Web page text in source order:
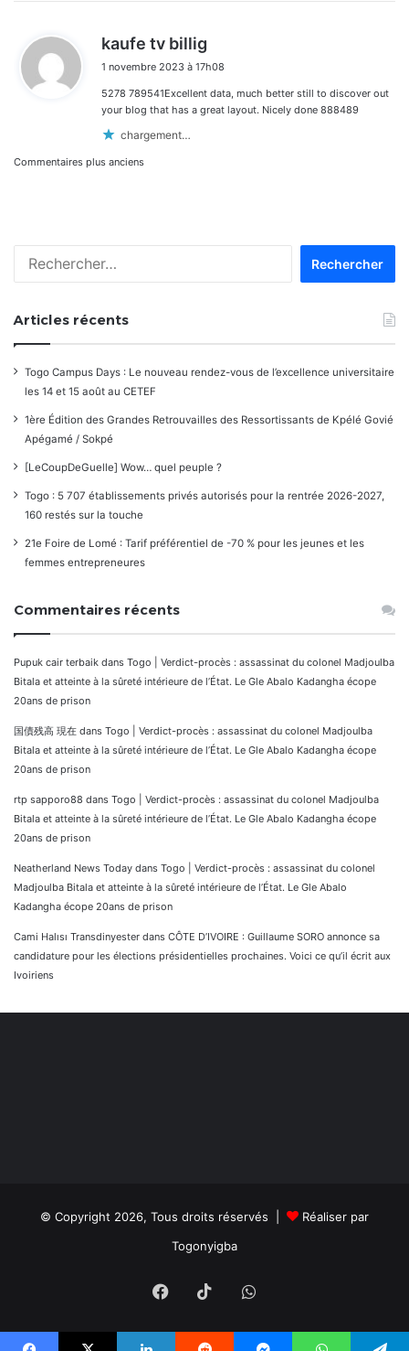
kaufe tv billig
t
:
1 novembre 2023 à 17h08
5278 789541Excellent data, much better still to discover out
your blog that has a great layout. Nicely done 888489
chargement…
Navigation
commentaires
Commentaires plus anciens
Articles récents
Togo Campus Days : Le nouveau rendez-vous de l’excellence universitaire
les 14 et 15 août au CETEF
1ère Édition des Grandes Retrouvailles des Ressortissants de Kpélé Govié
Apégamé / Sokpé
[LeCoupDeGuelle] Wow… quel peuple ?
Togo : 5 707 établissements privés autorisés pour la rentrée 2026-2027,
160 restés sur la touche
21e Foire de Lomé : Tarif préférentiel de -70 % pour les jeunes et les
femmes entrepreneures
Commentaires récents
Pupuk cair terbaik dans Togo | Verdict-procès : assassinat du colonel Madjoulba
Bitala et atteinte à la sûreté intérieure de l’État. Le Gle Abalo Kadangha écope
20ans de prison
国債残高 現在 dans Togo | Verdict-procès : assassinat du colonel Madjoulba
Bitala et atteinte à la sûreté intérieure de l’État. Le Gle Abalo Kadangha écope
20ans de prison
rtp sapporo88 dans Togo | Verdict-procès : assassinat du colonel Madjoulba
Bitala et atteinte à la sûreté intérieure de l’État. Le Gle Abalo Kadangha écope
20ans de prison
Neatherland News Today dans Togo | Verdict-procès : assassinat du colonel
Madjoulba Bitala et atteinte à la sûreté intérieure de l’État. Le Gle Abalo
Kadangha écope 20ans de prison
Cami Halısı Transdinyester dans CÔTE D’IVOIRE : Guillaume SORO annonce sa
candidature pour les élections présidentielles prochaines. Voici ce qu’il écrit aux
Ivoiriens
© Copyright 2026, Tous droits réservés |
Réaliser par
Togonyigba
Facebook
TikTokWhatsApp